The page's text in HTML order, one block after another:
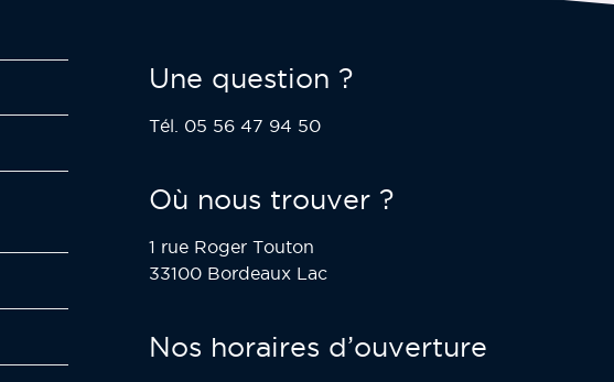
Une question ?
Tél. 05 56 47 94 50
Où nous trouver ?
1 rue Roger Touton
33100 Bordeaux Lac
Nos horaires d’ouverture